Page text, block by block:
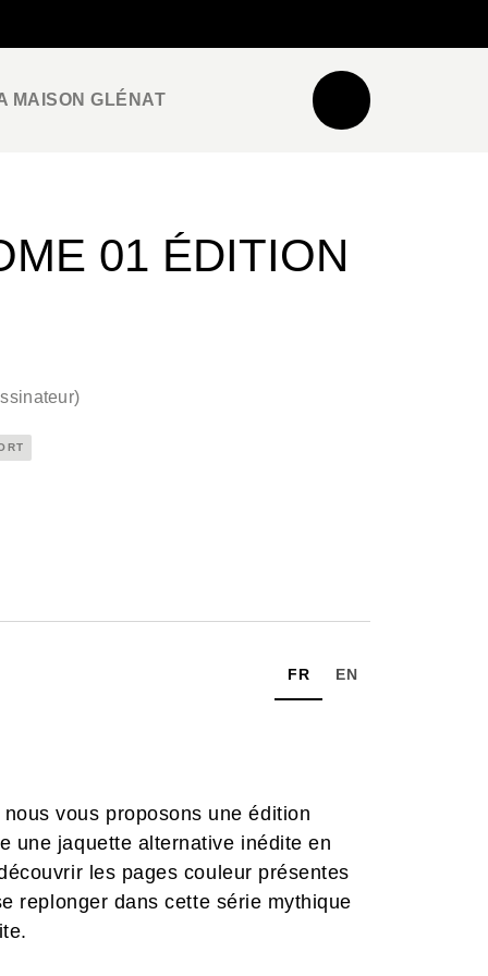
MAISON GLÉNAT
01 ÉDITION
)
FR EN
nous vous proposons une édition
une jaquette alternative inédite en
les pages couleur présentes
replonger dans cette série mythique